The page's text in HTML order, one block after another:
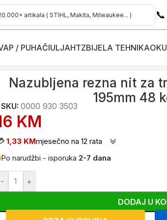
📞
/ PUHAČIULJAHTZBIJELA TEHNIKA
za trimere
Nazubljena rezna nit za
195mm 48
SKU: 0000 930 3503
KM
1,33 KMmjesečno na 12 rata
Po narudžbi - isporuka 2-7 dana
- +
DODAJ U